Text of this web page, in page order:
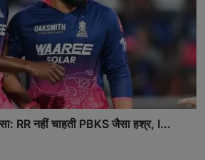
RR नहीं चाहती PBKS जैसा हश्र, I...